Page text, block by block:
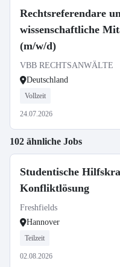
Rechtsreferendare
wissenschaftliche
(m/w/d)
VBB RECHTSANWÄLTE
Deutschland
Vollzeit
24.07.2026
102 ähnliche Jobs
Studentische
Konfliktlösung
Freshfields
Hannover
Teilzeit
02.08.2026